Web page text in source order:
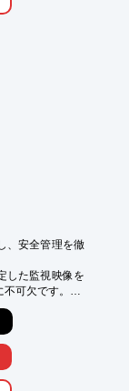
、安全管理を徹
した監視映像を
可欠です。
にも役立ちま